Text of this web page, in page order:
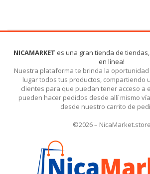
NICAMARKET es una gran tienda de
en línea!
Nuestra plataforma te brinda la
lugar todos tus productos, compartiendo
clientes para que puedan tener acceso a
pueden hacer pedidos desde allí mismo
desde nuestro carrito de
©2026 – NicaMarket.store